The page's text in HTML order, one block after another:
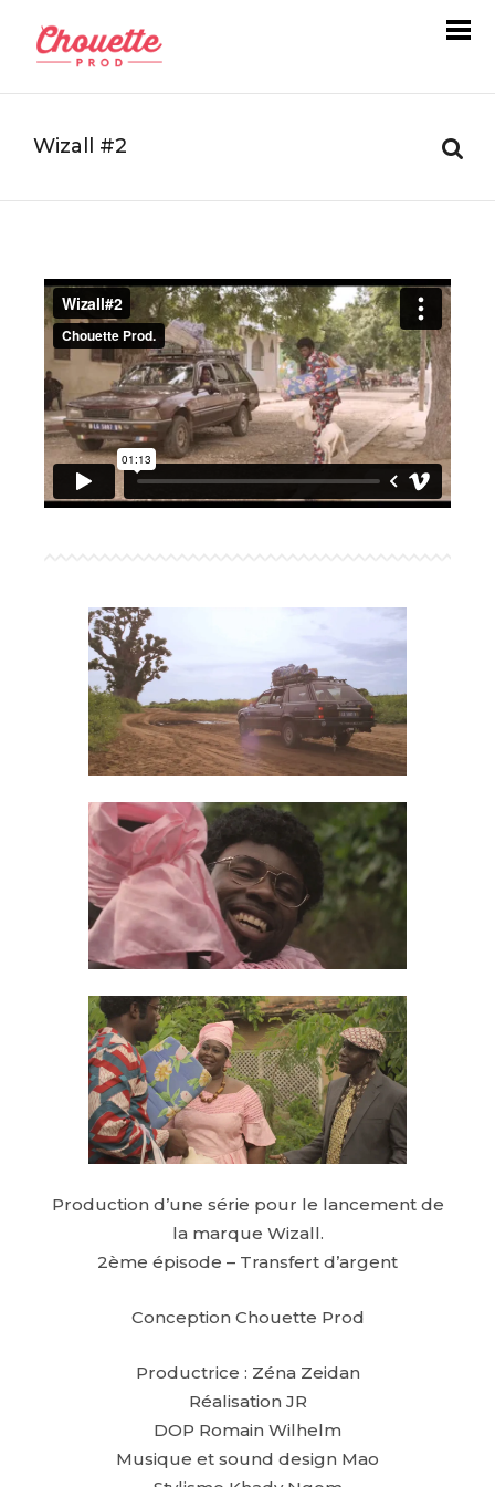
Wizall #2
Production d’une série pour le lancement de
la marque Wizall.
2ème épisode – Transfert d’argent
Conception Chouette Prod
Productrice : Zéna Zeidan
Réalisation JR
DOP Romain Wilhelm
Musique et sound design Mao